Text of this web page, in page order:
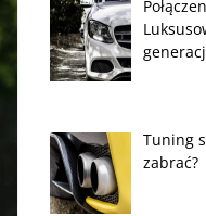
Tuning
zabrać?